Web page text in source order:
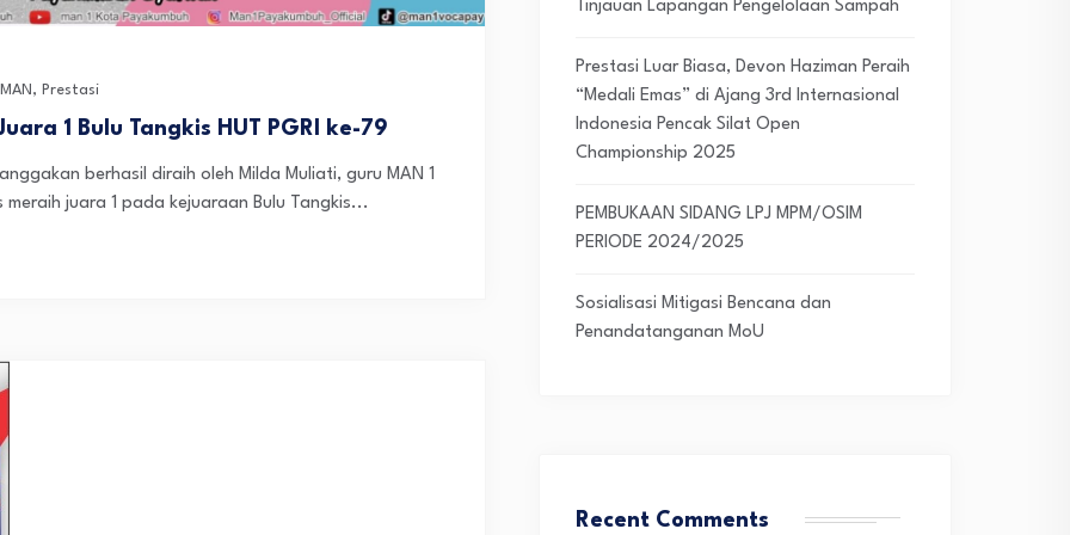
, Prestasi
1 Bulu Tangkis HUT PGRI ke-79
berhasil diraih oleh Milda Muliati, guru MAN 1
juara 1 pada kejuaraan Bulu Tangkis...
Tinjauan Lapangan Pengelolaan Sampah
Prestasi Luar Biasa, Devon Haziman Peraih
“Medali Emas” di Ajang 3rd Internasional
Indonesia Pencak Silat Open
Championship 2025
PEMBUKAAN SIDANG LPJ MPM/OSIM
PERIODE 2024/2025
Sosialisasi Mitigasi Bencana dan
Penandatanganan MoU
Recent Comments